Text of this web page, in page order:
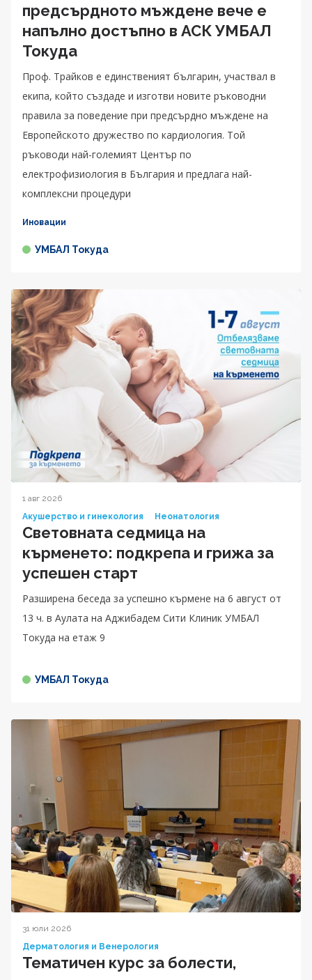
предсърдното мъждене вече е
напълно достъпно в АСК УМБАЛ
Токуда
Проф. Трайков е единственият българин, участвал в
екипа, който създаде и изготви новите ръководни
правила за поведение при предсърдно мъждене на
Европейското дружество по кардиология. Той
ръководи най-големият Център по
електрофизиология в България и предлага най-
комплексни процедури
Иновации
УМБАЛ Токуда
1 авг 2026
Акушерство и гинекология
Неонатология
Световната седмица на
кърменето: подкрепа и грижа за
успешен старт
Разширена беседа за успешно кърмене на 6 август от
13 ч. в Аулата на Аджибадем Сити Клиник УМБАЛ
Токуда на етаж 9
УМБАЛ Токуда
31 юли 2026
Дерматология и Венерология
Тематичен курс за болести,